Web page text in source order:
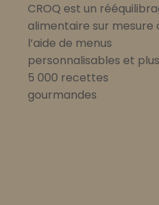
CROQ est un
alimentaire sur mesure
l’aide de menus
personnalisables et
5 000 recettes
gourmandes